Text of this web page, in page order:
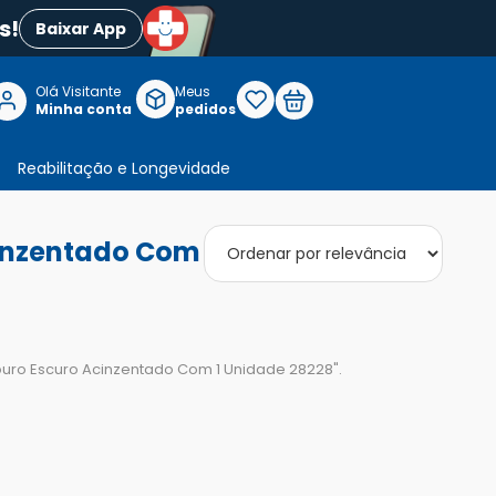
Baixar App
Olá Visitante
Minha conta
Meus
pedidos
Reabilitação e Longevidade
Com 1 Unidade 28228"
Escuro Acinzentado Com 1 Unidade 28228".